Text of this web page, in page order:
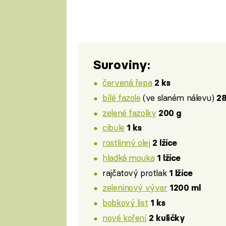
Suroviny:
červená řepa 2 ks
bílé fazole (ve slaném nálevu)
zelené fazolky 200 g
cibule 1 ks
rostlinný olej 2 lžíce
hladká mouka 1 lžíce
rajčatový protlak 1 lžíce
zeleninový vývar 1200 ml
bobkový list 1 ks
nové koření 2 kuličky